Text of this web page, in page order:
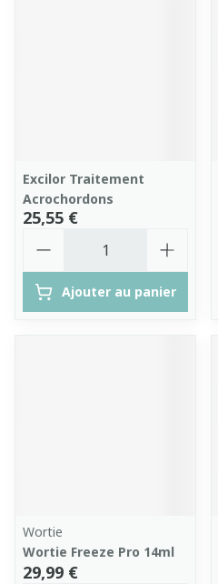
Excilor Traitement
Acrochordons
25,55 €
Ajouter au panier
Wortie
Wortie Freeze Pro 14ml
29,99 €